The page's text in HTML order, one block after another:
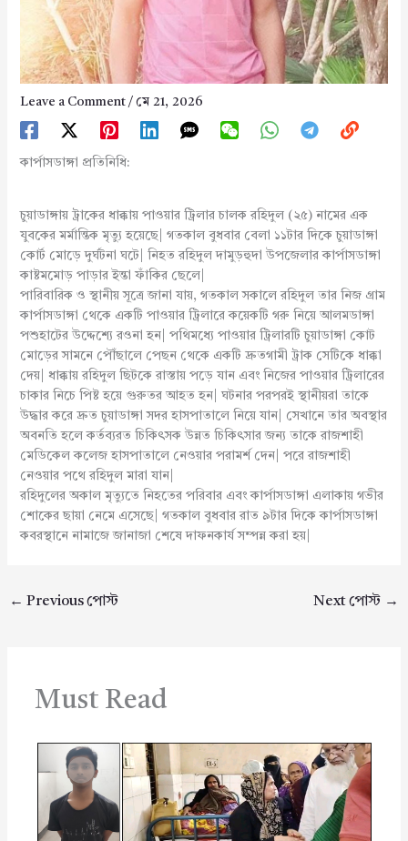
Leave a Comment / মে 21, 2026
কার্পাসডাঙ্গা প্রতিনিধি:
চুয়াডাঙ্গায় ট্রাকের ধাক্কায় পাওয়ার ট্রিলার চালক রহিদুল (২৫) নামের এক
যুবকের মর্মান্তিক মৃত্যু হয়েছে| গতকাল বুধবার বেলা ১১টার দিকে চুয়াডাঙ্গা
কোর্ট মোড়ে দুর্ঘটনা ঘটে| নিহত রহিদুল দামুড়হুদা উপজেলার কার্পাসডাঙ্গা
কাষ্টমমোড় পাড়ার ইন্তা ফাঁকির ছেলে|
পারিবারিক ও স্থানীয় সূত্রে জানা যায়, গতকাল সকালে রহিদুল তার নিজ গ্রাম
কার্পাসডাঙ্গা থেকে একটি পাওয়ার ট্রিলারে কয়েকটি গরু নিয়ে আলমডাঙ্গা
পশুহাটের উদ্দেশ্যে রওনা হন| পথিমধ্যে পাওয়ার ট্রিলারটি চুয়াডাঙ্গা কোট
মোড়ের সামনে পৌঁছালে পেছন থেকে একটি দ্রুতগামী ট্রাক সেটিকে ধাক্কা
দেয়| ধাক্কায় রহিদুল ছিটকে রাস্তায় পড়ে যান এবং নিজের পাওয়ার ট্রিলারের
চাকার নিচে পিষ্ট হয়ে গুরুতর আহত হন| ঘটনার পরপরই স্থানীয়রা তাকে
উদ্ধার করে দ্রুত চুয়াডাঙ্গা সদর হাসপাতালে নিয়ে যান| সেখানে তার অবস্থার
অবনতি হলে কর্তব্যরত চিকিৎসক উন্নত চিকিৎসার জন্য তাকে রাজশাহী
মেডিকেল কলেজ হাসপাতালে নেওয়ার পরামর্শ দেন| পরে রাজশাহী
নেওয়ার পথে রহিদুল মারা যান|
রহিদুলের অকাল মৃত্যুতে নিহতের পরিবার এবং কার্পাসডাঙ্গা এলাকায় গভীর
শোকের ছায়া নেমে এসেছে| গতকাল বুধবার রাত ৯টার দিকে কার্পাসডাঙ্গা
কবরস্থানে নামাজে জানাজা শেষে দাফনকার্য সম্পন্ন করা হয়|
← Previous পোস্ট Next পোস্ট →
Must Read